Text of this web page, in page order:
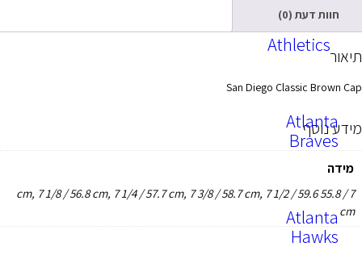
דעת (0)
San Diego Classic
7 / 55.8 cm, 7 1/8 / 56.8 cm, 7 1/4 / 57.7 cm, 7 3/8 / 58.7 cm, 7 1/2 / 59.6